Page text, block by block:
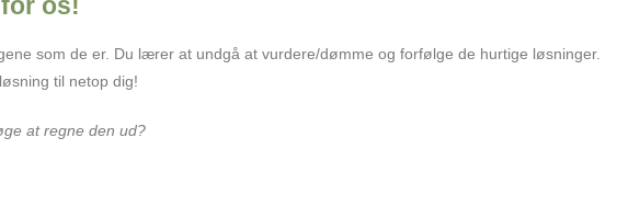
som de er. Du lærer at undgå at vurdere/dømme og forfølge de hurtige løsninger.
til netop dig!
at regne den ud?